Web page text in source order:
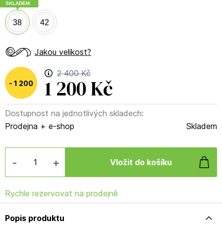
38
SKLADEM
42
Jakou velikost?
1 200 Kč
2 400 Kč
1 200
Kč(50% )
Dostupnost na jednotlivých skladech:
Prodejna + e-shop
Skladem
- +
Rychle rezervovat na prodejně
Popis produktu